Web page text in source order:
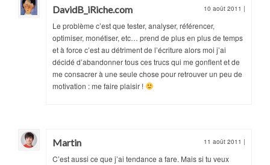
DavidB_iRiche.com 10 août 2011 |
Le problème c’est que tester, analyser, référencer,
optimiser, monétiser, etc… prend de plus en plus de temps
et à force c’est au détriment de l’écriture alors moi j’ai
décidé d’abandonner tous ces trucs qui me gonflent et de
me consacrer à une seule chose pour retrouver un peu de
motivation : me faire plaisir !
Martin 11 août 2011 |
C’est aussi ce que j’ai tendance a fare. Mais si tu veux